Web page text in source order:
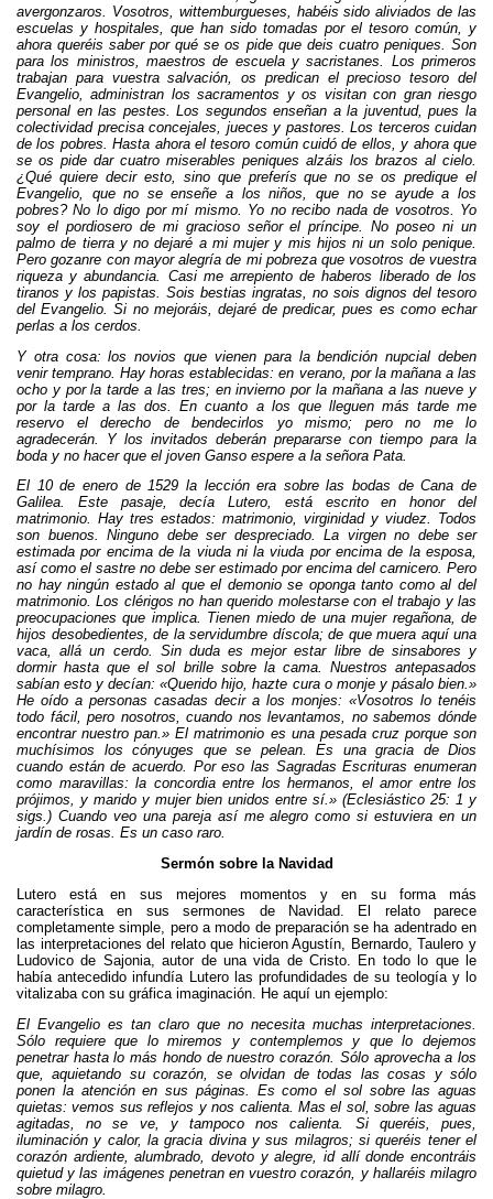
avergonzaros. Vosotros, wittemburgueses, habéis sido aliviados de las
escuelas y hospitales, que han sido tomadas por el tesoro común, y
ahora queréis saber por qué se os pide que deis cuatro peniques. Son
para los ministros, maestros de escuela y sacristanes. Los primeros
trabajan para vuestra salvación, os predican el precioso tesoro del
Evangelio, administran los sacramentos y os visitan con gran riesgo
personal en las pestes. Los segundos enseñan a la juventud, pues la
colectividad precisa concejales, jueces y pastores. Los terceros cuidan
de los pobres. Hasta ahora el tesoro común cuidó de ellos, y ahora que
se os pide dar cuatro miserables peniques alzáis los brazos al cielo.
¿Qué quiere decir esto, sino que preferís que no se os predique el
Evangelio, que no se enseñe a los niños, que no se ayude a los
pobres? No lo digo por mí mismo. Yo no recibo nada de vosotros. Yo
soy el pordiosero de mi gracioso señor el príncipe. No poseo ni un
palmo de tierra y no dejaré a mi mujer y mis hijos ni un solo penique.
Pero gozanre con mayor alegría de mi pobreza que vosotros de vuestra
riqueza y abundancia. Casi me arrepiento de haberos liberado de los
tiranos y los papistas. Sois bestias ingratas, no sois dignos del tesoro
del Evangelio. Si no mejoráis, dejaré de predicar, pues es como echar
perlas a los cerdos.
Y otra cosa: los novios que vienen para la bendición nupcial deben
venir temprano. Hay horas establecidas: en verano, por la mañana a las
ocho y por la tarde a las tres; en invierno por la mañana a las nueve y
por la tarde a las dos. En cuanto a los que lleguen más tarde me
reservo el derecho de bendecirlos yo mismo; pero no me lo
agradecerán. Y los invitados deberán prepararse con tiempo para la
boda y no hacer que el joven Ganso espere a la señora Pata.
El 10 de enero de 1529 la lección era sobre las bodas de Cana de
Galilea. Este pasaje, decía Lutero, está escrito en honor del
matrimonio. Hay tres estados: matrimonio, virginidad y viudez. Todos
son buenos. Ninguno debe ser despreciado. La virgen no debe ser
estimada por encima de la viuda ni la viuda por encima de la esposa,
así como el sastre no debe ser estimado por encima del carnicero. Pero
no hay ningún estado al que el demonio se oponga tanto como al del
matrimonio. Los clérigos no han querido molestarse con el trabajo y las
preocupaciones que implica. Tienen miedo de una mujer regañona, de
hijos desobedientes, de la servidumbre díscola; de que muera aquí una
vaca, allá un cerdo. Sin duda es mejor estar libre de sinsabores y
dormir hasta que el sol brille sobre la cama. Nuestros antepasados
sabían esto y decían: «Querido hijo, hazte cura o monje y pásalo bien.»
He oído a personas casadas decir a los monjes: «Vosotros lo tenéis
todo fácil, pero nosotros, cuando nos levantamos, no sabemos dónde
encontrar nuestro pan.» El matrimonio es una pesada cruz porque son
muchísimos los cónyuges que se pelean. Es una gracia de Dios
cuando están de acuerdo. Por eso las Sagradas Escrituras enumeran
como maravillas: la concordia entre los hermanos, el amor entre los
prójimos, y marido y mujer bien unidos entre sí.» (Eclesiástico 25: 1 y
sigs.) Cuando veo una pareja así me alegro como si estuviera en un
jardín de rosas. Es un caso raro.
Sermón sobre la Navidad
Lutero está en sus mejores momentos y en su forma más
característica en sus sermones de Navidad. El relato parece
completamente simple, pero a modo de preparación se ha adentrado en
las interpretaciones del relato que hicieron Agustín, Bernardo, Taulero y
Ludovico de Sajonia, autor de una vida de Cristo. En todo lo que le
había antecedido infundía Lutero las profundidades de su teología y lo
vitalizaba con su gráfica imaginación. He aquí un ejemplo:
El Evangelio es tan claro que no necesita muchas interpretaciones.
Sólo requiere que lo miremos y contemplemos y que lo dejemos
penetrar hasta lo más hondo de nuestro corazón. Sólo aprovecha a los
que, aquietando su corazón, se olvidan de todas las cosas y sólo
ponen la atención en sus páginas. Es como el sol sobre las aguas
quietas: vemos sus reflejos y nos calienta. Mas el sol, sobre las aguas
agitadas, no se ve, y tampoco nos calienta. Si queréis, pues,
iluminación y calor, la gracia divina y sus milagros; si queréis tener el
corazón ardiente, alumbrado, devoto y alegre, id allí donde encontráis
quietud y las imágenes penetran en vuestro corazón, y hallaréis milagro
sobre milagro.